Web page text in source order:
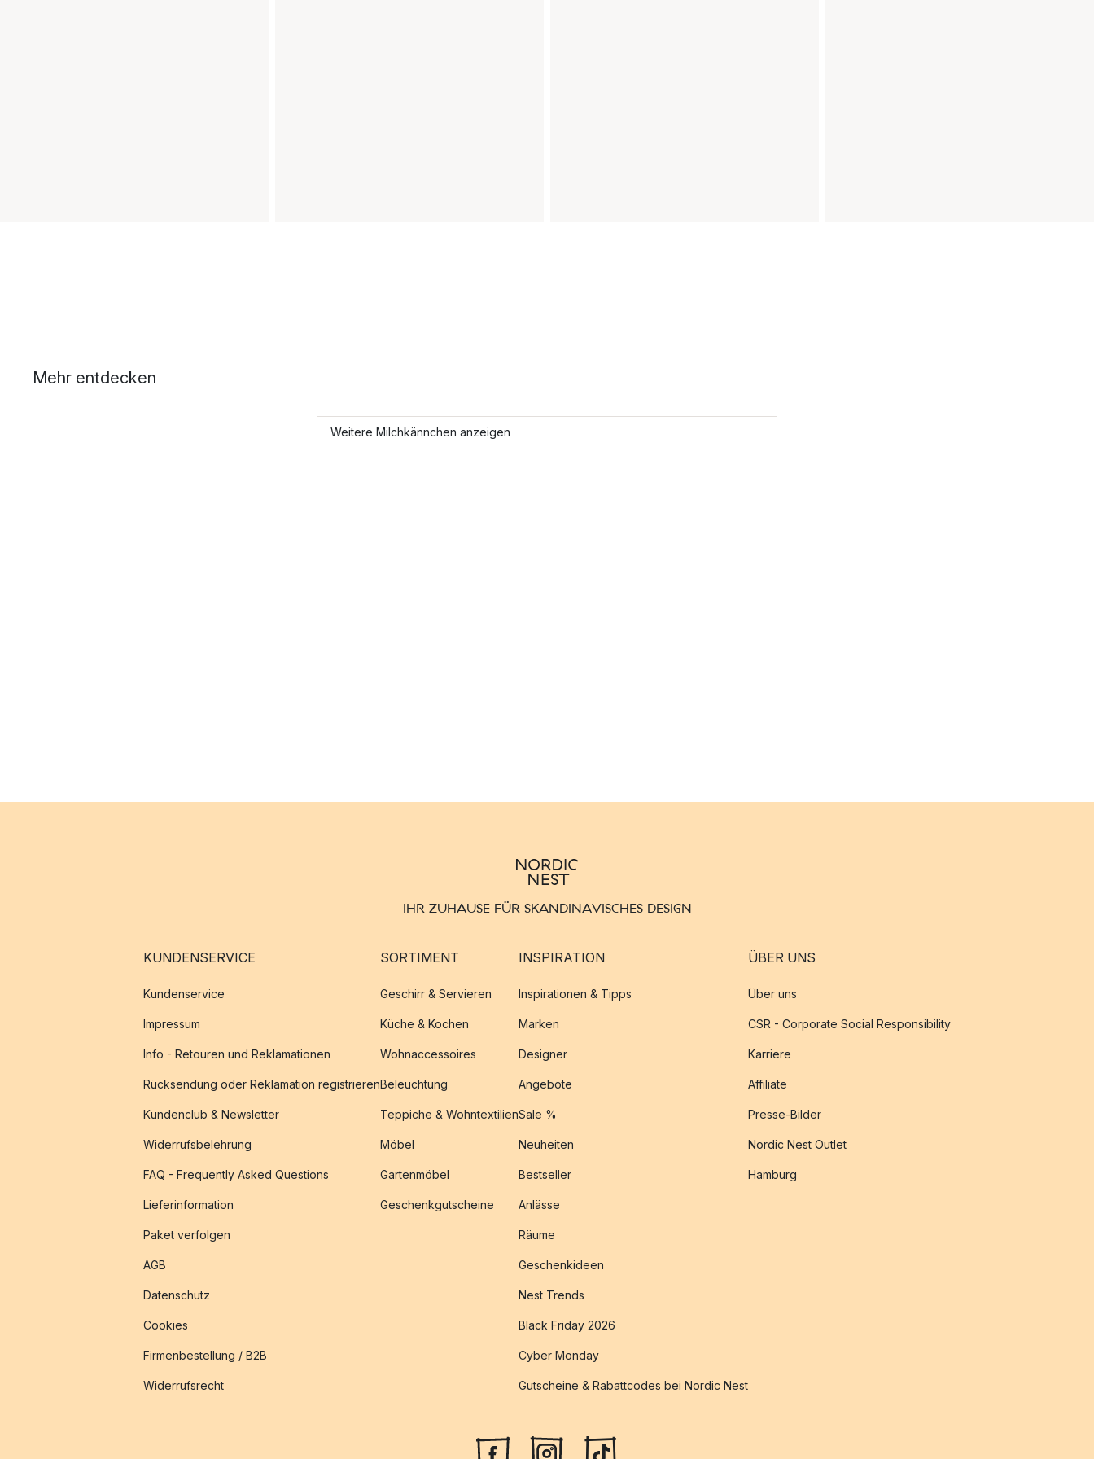
Mehr entdecken
Weitere Milchkännchen anzeigen
IHR ZUHAUSE FÜR SKANDINAVISCHES DESIGN
KUNDENSERVICE
Kundenservice
Impressum
Info - Retouren und Reklamationen
Rücksendung oder Reklamation registrieren
Kundenclub & Newsletter
Widerrufsbelehrung
FAQ - Frequently Asked Questions
Lieferinformation
Paket verfolgen
AGB
Datenschutz
Cookies
Firmenbestellung / B2B
Widerrufsrecht
SORTIMENT
Geschirr & Servieren
Küche & Kochen
Wohnaccessoires
Beleuchtung
Teppiche & Wohntextilien
Möbel
Gartenmöbel
Geschenkgutscheine
INSPIRATION
Inspirationen & Tipps
Marken
Designer
Angebote
Sale %
Neuheiten
Bestseller
Anlässe
Räume
Geschenkideen
Nest Trends
Black Friday 2026
Cyber Monday
Gutscheine & Rabattcodes bei Nordic Nest
ÜBER UNS
Über uns
CSR - Corporate Social Responsibility
Karriere
Affiliate
Presse-Bilder
Nordic Nest Outlet
Hamburg